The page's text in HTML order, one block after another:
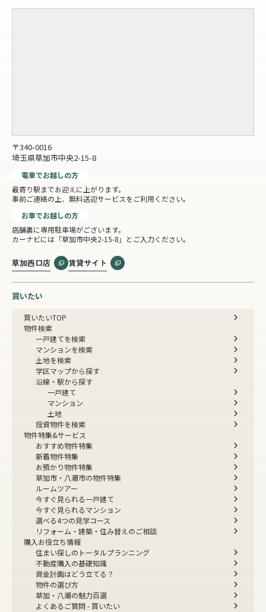
〒340-0016
埼玉県草加市中央2-15-8
電車でお越しの方
最寄り駅までお迎えに上がります。
事前ご連絡の上、無料送迎サービスをご利用ください。
お車でお越しの方
店舗裏に専用駐車場がございます。
カーナビには「草加市中央2-15-8」とご入力ください。
草加西口店 賃貸サイト
買いたい
買いたいTOP
物件検索
一戸建てを検索
マンションを検索
土地を検索
学区マップから探す
沿線・駅から探す
一戸建て
マンション
土地
投資物件を検索
物件特集&サービス
おすすめ物件特集
新着物件特集
お預かり物件特集
草加市・八潮市の物件特集
ルームツアー
今すぐ見られる一戸建て
今すぐ見られるマンション
選べる4つの見学コース
リフォーム・建築・住み替えのご相談
購入お役立ち情報
住まい探しのトータルプランニング
不動産購入の基礎知識
資金計画はどう立てる？
物件の選び方
草加・八潮の魅力百選
よくあるご質問 - 買いたい